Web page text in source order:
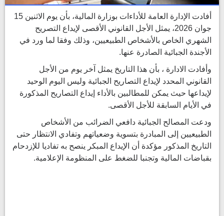
أفادت الإدارة العامة للأداءات بوزارة المالية، بأن يوم الاثنين 15
جوان 2026، يمثل الأجل القانوني الأقصى لإيداع التصريح
الشهري الخاص بالأشخاص الطبيعيين، وذلك وفقا لما ورد في
الأجندة الجبائية الصادرة عنها.
وأفادت الادارة ، بأن هذا التاريخ يمثل آخر يوم من الأجل
القانوني المحدد لإيداع التصاريح الجبائية وليس اليوم الوحيد
لإيداعها حيث يمكن للمطالبين بالأداء إيداع التصاريح المذكورة
في الأيام السابقة للأجل الأقصى.
ودعت المصالح الجبائية دافعي الضرائب من الأشخاص
الطبيعيين إلى المبادرة بتسوية وضعياتهم وتفادي الانتظار حتى
التاريخ المذكور مؤكدة أن الإيداع المبكر ينصح به تفاديا للإزدحام
بقباضات المالية وتجنبا للضغط على المنظومة الإعلامية.